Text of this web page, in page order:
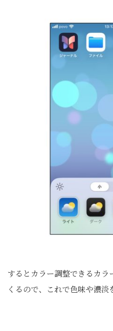
するとカラー調整できるカラ
くるので、これで色味や濃淡